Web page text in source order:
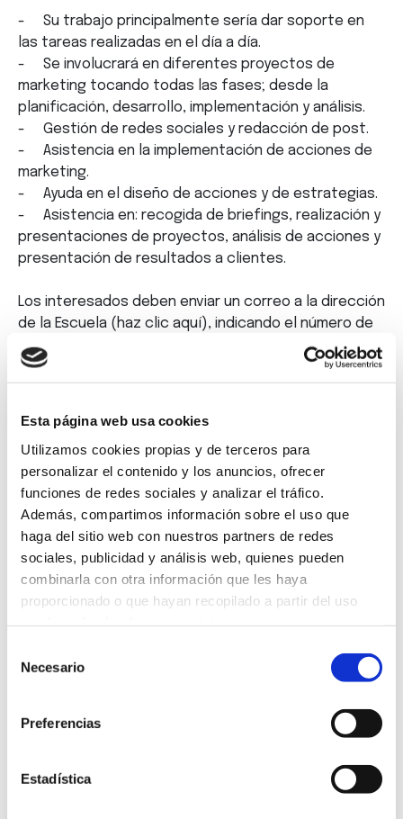
Esta página web usa cookies
Utilizamos cookies propias y de terceros para
personalizar el contenido y los anuncios, ofrecer
funciones de redes sociales y analizar el tráfico.
Además, compartimos información sobre el uso que
haga del sitio web con nuestros partners de redes
sociales, publicidad y análisis web, quienes pueden
combinarla con otra información que les haya
proporcionado o que hayan recopilado a partir del uso
Necesario
Preferencias
Estadística
- Su trabajo principalmente sería dar soporte en
las tareas realizadas en el día a día.
- Se involucrará en diferentes proyectos de
marketing tocando todas las fases; desde la
planificación, desarrollo, implementación y análisis.
- Gestión de redes sociales y redacción de post.
- Asistencia en la implementación de acciones de
marketing.
- Ayuda en el diseño de acciones y de estrategias.
- Asistencia en: recogida de briefings, realización y
presentaciones de proyectos, análisis de acciones y
presentación de resultados a clientes.
Los interesados deben enviar un correo a la dirección
de la Escuela (haz clic aquí), indicando el número de
referencia de la oferta a la que presentan su
candidatura.
Etiquetas : Coruña, Empleo, Galicia, Marketing, Oferta
Volver
Suscríbete a
nuestra
newsletter